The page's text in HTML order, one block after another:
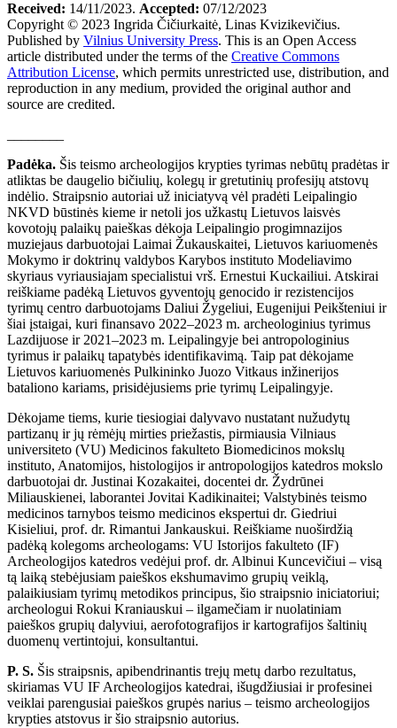
Received: 14/11/2023. Accepted: 07/12/2023
Copyright © 2023 Ingrida Čičiurkaitė, Linas Kvizikevičius.
Published by Vilnius University Press. This is an Open Access
article distributed under the terms of the Creative Commons
Attribution License, which permits unrestricted use, distribution, and
reproduction in any medium, provided the original author and
source are credited.
Padėka. Šis teismo archeologijos krypties tyrimas nebūtų pradėtas ir
atliktas be daugelio bičiulių, kolegų ir gretutinių profesijų atstovų
indėlio. Straipsnio autoriai už iniciatyvą vėl pradėti Leipalingio
NKVD būstinės kieme ir netoli jos užkastų Lietuvos laisvės
kovotojų palaikų paieškas dėkoja Leipalingio progimnazijos
muziejaus darbuotojai Laimai Žukauskaitei, Lietuvos kariuomenės
Mokymo ir doktrinų valdybos Karybos instituto Modeliavimo
skyriaus vyriausiajam specialistui vrš. Ernestui Kuckailiui. Atskirai
reiškiame padėką Lietuvos gyventojų genocido ir rezistencijos
tyrimų centro darbuotojams Daliui Žygeliui, Eugenijui Peikšteniui ir
šiai įstaigai, kuri finansavo 2022–2023 m. archeologinius tyrimus
Lazdijuose ir 2021–2023 m. Leipalingyje bei antropologinius
tyrimus ir palaikų tapatybės identifikavimą. Taip pat dėkojame
Lietuvos kariuomenės Pulkininko Juozo Vitkaus inžinerijos
bataliono kariams, prisidėjusiems prie tyrimų Leipalingyje.
Dėkojame tiems, kurie tiesiogiai dalyvavo nustatant nužudytų
partizanų ir jų rėmėjų mirties priežastis, pirmiausia Vilniaus
universiteto (VU) Medicinos fakulteto Biomedicinos mokslų
instituto, Anatomijos, histologijos ir antropologijos katedros mokslo
darbuotojai dr. Justinai Kozakaitei, docentei dr. Žydrūnei
Miliauskienei, laborantei Jovitai Kadikinaitei; Valstybinės teismo
medicinos tarnybos teismo medicinos ekspertui dr. Giedriui
Kisieliui, prof. dr. Rimantui Jankauskui. Reiškiame nuoširdžią
padėką kolegoms archeologams: VU Istorijos fakulteto (IF)
Archeologijos katedros vedėjui prof. dr. Albinui Kuncevičiui – visą
tą laiką stebėjusiam paieškos ekshumavimo grupių veiklą,
palaikiusiam tyrimų metodikos principus, šio straipsnio iniciatoriui;
archeologui Rokui Kraniauskui – ilgamečiam ir nuolatiniam
paieškos grupių dalyviui, aerofotografijos ir kartografijos šaltinių
duomenų vertintojui, konsultantui.
P. S. Šis straipsnis, apibendrinantis trejų metų darbo rezultatus,
skiriamas VU IF Archeologijos katedrai, išugdžiusiai ir profesinei
veiklai parengusiai paieškos grupės narius – teismo archeologijos
krypties atstovus ir šio straipsnio autorius.